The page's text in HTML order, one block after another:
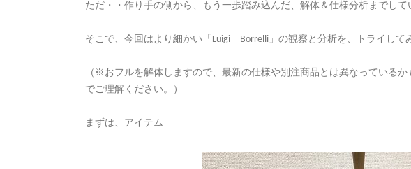
ただ・・作り手の側から、もう一歩踏み込んだ、解体＆仕様分析までして
そこで、今回はより細かい「Luigi Borrelli」の観察と分析を、トライして
（※おフルを解体しますので、最新の仕様や別注商品とは異なっている
でご理解ください。）
まずは、アイテム